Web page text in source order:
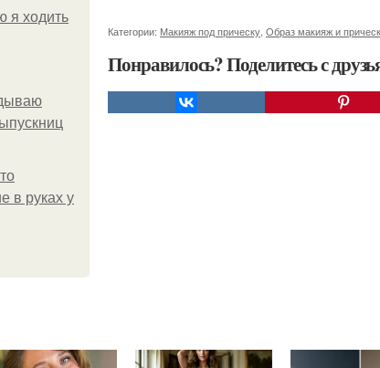
я ходить
в руках у
Категории: Макияж под прическу Образ макияж и
Понравилось? Поделитесь с